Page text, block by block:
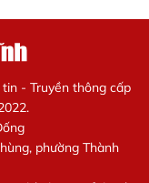
tin - Truyền thông cấp
phường Thành